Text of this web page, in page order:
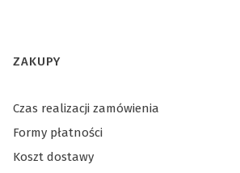
Linki w stopce
ZAKUPY
Czas realizacji zamówienia
Formy płatności
Koszt dostawy